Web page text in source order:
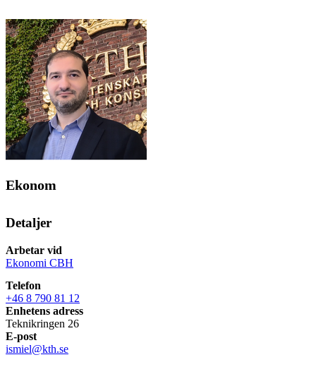
Ekonom
Detaljer
Arbetar vid
Ekonomi CBH
Telefon
+46 8 790 81 12
Enhetens adress
Teknikringen 26
E-post
ismiel@kth.se